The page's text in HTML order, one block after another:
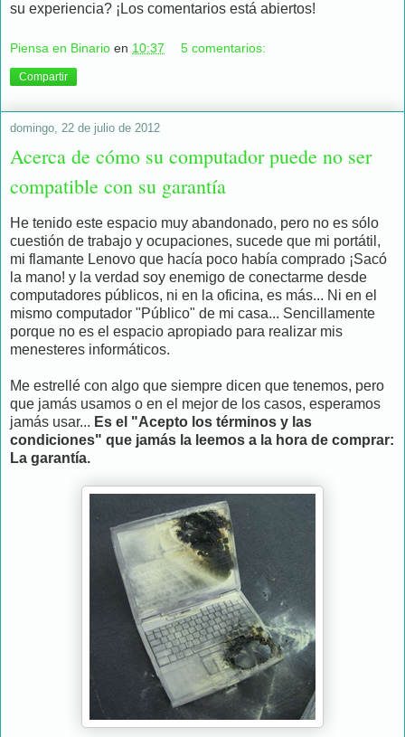
su experiencia? ¡Los comentarios está abiertos!
Piensa en Binario en 10:37 5 comentarios:
Compartir
domingo, 22 de julio de 2012
Acerca de cómo su computador puede no ser
compatible con su garantía
He tenido este espacio muy abandonado, pero no es sólo
cuestión de trabajo y ocupaciones, sucede que mi portátil,
mi flamante Lenovo que hacía poco había comprado ¡Sacó
la mano! y la verdad soy enemigo de conectarme desde
computadores públicos, ni en la oficina, es más... Ni en el
mismo computador "Público" de mi casa... Sencillamente
porque no es el espacio apropiado para realizar mis
menesteres informáticos.
Me estrellé con algo que siempre dicen que tenemos, pero
que jamás usamos o en el mejor de los casos, esperamos
jamás usar... Es el "Acepto los términos y las
condiciones" que jamás la leemos a la hora de comprar:
La garantía.